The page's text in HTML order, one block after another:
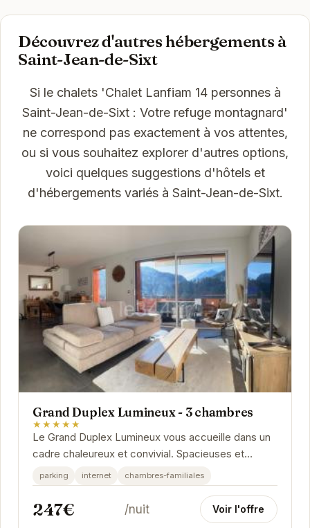
Découvrez d'autres hébergements à
Saint-Jean-de-Sixt
Si le chalets 'Chalet Lanfiam 14 personnes à
Saint-Jean-de-Sixt : Votre refuge montagnard'
ne correspond pas exactement à vos attentes,
ou si vous souhaitez explorer d'autres options,
voici quelques suggestions d'hôtels et
d'hébergements variés à Saint-Jean-de-Sixt.
Grand Duplex Lumineux - 3 chambres
★★★★★
Le Grand Duplex Lumineux vous accueille dans un
cadre chaleureux et convivial. Spacieuses et
lumineuses, les chambres offrent un confort
optimal....
parking internet chambres-familiales
247€ /nuit Voir l'offre